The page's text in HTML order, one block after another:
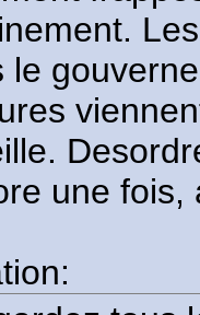
le
une fois,